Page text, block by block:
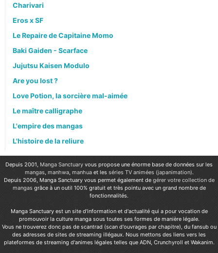
Charivari
Eros x SF
Le Repaire de Capitaine Momo
Baki Gaiden - Scarface
Jujutsu Kaisen Modulo
Are you lost ?
Love Potion, la sorcière mal-aimée
Le maître calligraphe
L'empire des mangas
L'histoire de la reliure
Depuis 2001, Manga Sanctuary vous propose une énorme base de données sur les
mangas, manhwa, manhuaet les séries TV animées (japanimation).
Depuis 2006, Manga Sanctuary vous permet également de gérer votre collection de
mangas grâce à un outil 100% gratuit et très pointu avec un grand nombre de
fonctionnalités.
Manga Sanctuary est un site d'information et d'actualité qui a pour vocation de
promouvoir la culture manga sous toutes ses formes de manière légale.
Vous ne trouverez donc pas de scantrad (scan d'ouvrages par chapitre), du fansub ou
des adresses de sites de streaming illégaux. Nous mettons des liens vers les
plateformes de streaming d'animes légales telles que ADN, Crunchyroll et Wakanim.